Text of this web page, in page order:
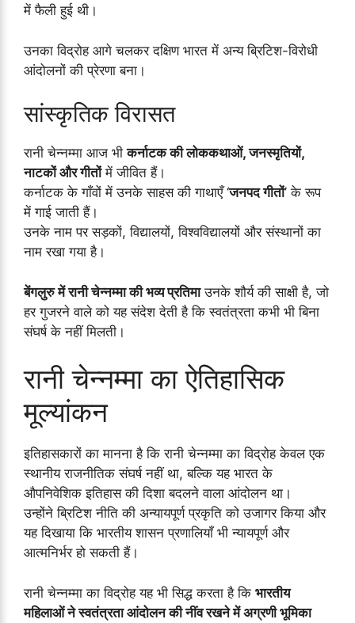
में फैली हुई थी।
उनका विद्रोह आगे चलकर दक्षिण भारत में अन्य ब्रिटिश-विरोधी
आंदोलनों की प्रेरणा बना।
सांस्कृतिक विरासत
रानी चेन्नम्मा आज भीकर्नाटक की लोककथाओं, जनस्मृतियों,
नाटकों और गीतोंमें जीवित हैं।
कर्नाटक के गाँवों में उनके साहस की गाथाएँ ‘जनपद गीतों’ के रूप
में गाई जाती हैं।
उनके नाम पर सड़कों, विद्यालयों, विश्वविद्यालयों और संस्थानों का
नाम रखा गया है।
बेंगलुरु में रानी चेन्नम्मा की भव्य प्रतिमाउनके शौर्य की साक्षी है, जो
हर गुजरने वाले को यह संदेश देती है कि स्वतंत्रता कभी भी बिना
संघर्ष के नहीं मिलती।
रानी चेन्नम्मा का ऐतिहासिक
मूल्यांकन
इतिहासकारों का मानना है कि रानी चेन्नम्मा का विद्रोह केवल एक
स्थानीय राजनीतिक संघर्ष नहीं था, बल्कि यह भारत के
औपनिवेशिक इतिहास की दिशा बदलने वाला आंदोलन था।
उन्होंने ब्रिटिश नीति की अन्यायपूर्ण प्रकृति को उजागर किया और
यह दिखाया कि भारतीय शासन प्रणालियाँ भी न्यायपूर्ण और
आत्मनिर्भर हो सकती हैं।
रानी चेन्नम्मा का विद्रोह यह भी सिद्ध करता है कि भारतीय
महिलाओं ने स्वतंत्रता आंदोलन की नींव रखने में अग्रणी भूमिका